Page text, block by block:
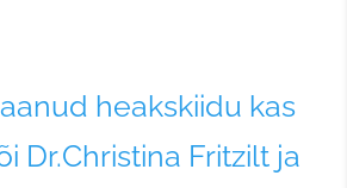
heakskiidu kas
Dr.Christina Fritzilt ja